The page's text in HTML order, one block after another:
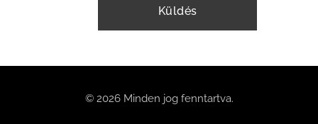
Küldés
© 2026 Minden jog fenntartva.